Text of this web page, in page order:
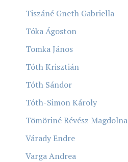
Tiszáné Gneth Gabriella
Tóka Ágoston
Tomka János
Tóth Krisztián
Tóth Sándor
Tóth-Simon Károly
Tömöriné Révész Magdolna
Várady Endre
Varga Andrea